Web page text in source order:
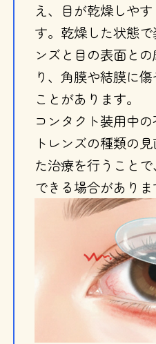
え、目が乾燥しや
す。乾燥した状態
ンズと目の表面と
り、角膜や結膜に
ことがあります。
コンタクト装用中
トレンズの種類の
た治療を行うこと
できる場合がありま